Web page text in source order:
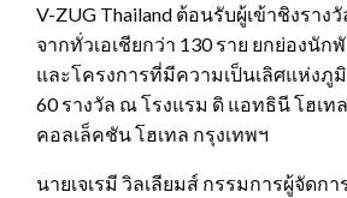
V-ZUG Thailand ต้อนรับผู้เข้าชิงราง
จากทั่วเอเชียกว่า 130 ราย ยกย่องนั
และโครงการที่มีความเป็นเลิศแห่งภู
60 รางวัล ณ โรงแรม ดิ แอทธินี โฮเท
คอลเล็คชัน โฮเทล กรุงเทพฯ
นายเจเรมี วิลเลียมส์ กรรมการผู้จัดกา